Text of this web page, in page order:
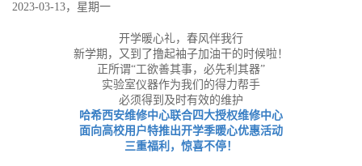
2023-03-13，星期一
开学暖心礼，春风伴我行
新学期，又到了撸起袖子加油干的时候啦！
正所谓“工欲善其事，必先利其器”
实验室仪器作为我们的得力帮手
必须得到及时有效的维护
哈希西安维修中心联合四大授权维修中心
面向高校用户特推出开学季暖心优惠活动
三重福利，惊喜不停！